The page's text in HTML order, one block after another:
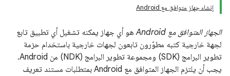
إنشاء جهاز متوافق مع Android
الجهاز المتوافق مع Android
هو أي جهاز يمكنه تشغيل أي تطبيق تابع
لجهة خارجية كتبه مطوّرون تابعون لجهات خارجية باستخدام حزمة
تطوير البرامج (SDK) ومجموعة تطوير البرامج (NDK) من Android.
يجب أن يلتزم الجهاز المتوافق مع Android بمتطلبات مستند تعريف